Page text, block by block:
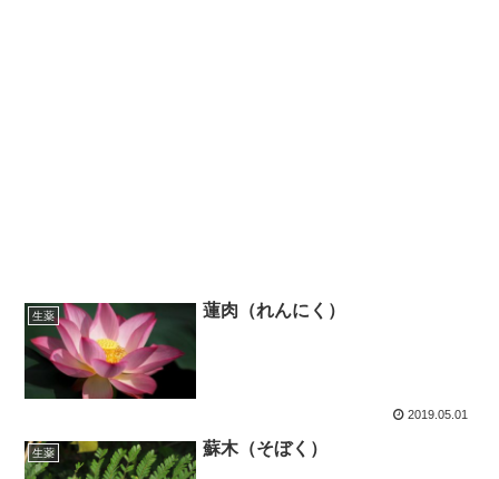
生薬 蓮肉（れんにく）
2019.05.01
生薬 蘇木（そぼく）